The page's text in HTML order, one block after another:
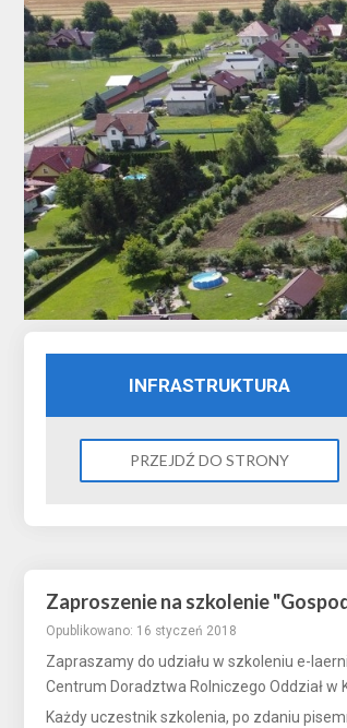
INFRASTRUKTURA
PRZEJDŹ DO STRONY
Zaproszenie na szkolenie
Opublikowano: 16 styczeń 2018
Zapraszamy do udziału w szkoleniu e-
Centrum Doradztwa Rolniczego Oddział w
Każdy uczestnik szkolenia, po zdaniu